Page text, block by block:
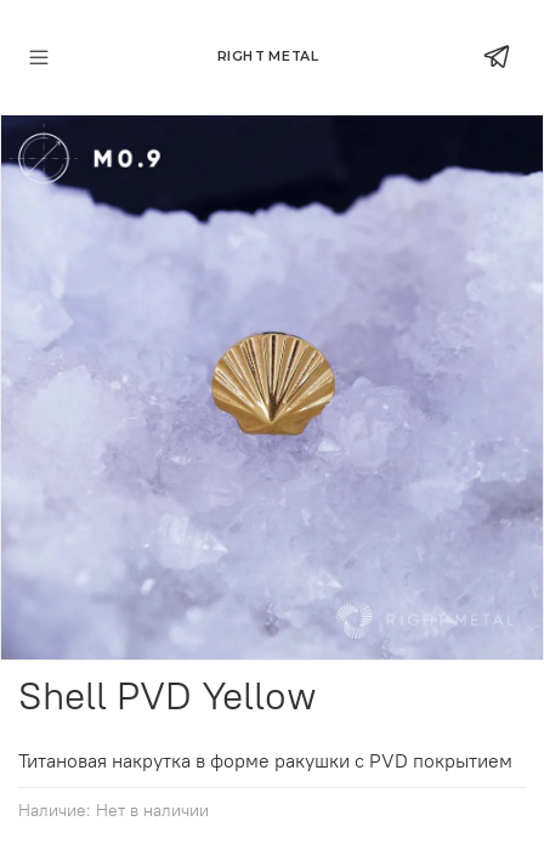
RIGHT METAL
Наличие: Нет в наличии
Shell PVD Yellow
Титановая накрутка в форме ракушки с PVD покрытием